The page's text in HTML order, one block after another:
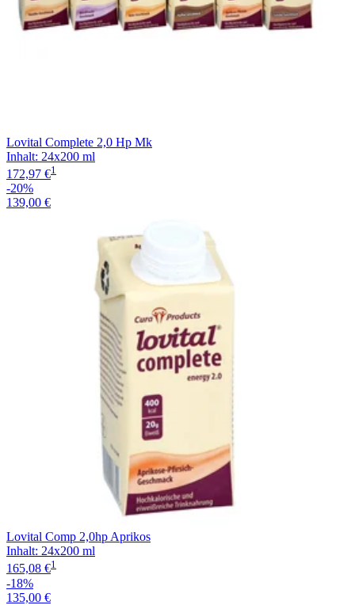
Lovital Complete 2,0 Hp Mk
Inhalt: 24x200 ml
172,97 €1
-20%
139,00 €
Lovital Comp 2,0hp Aprikos
Inhalt: 24x200 ml
165,08 €1
-18%
135,00 €